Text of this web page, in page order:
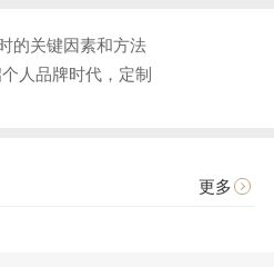
的关键因素和方法
人品牌时代，定制
更多